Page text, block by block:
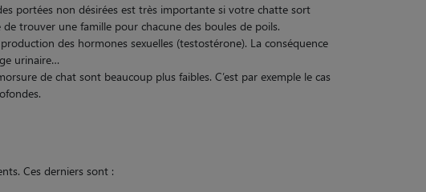
portées non désirées est très importante si votre chatte sort
trouver une famille pour chacune des boules de poils.
des hormones sexuelles (testostérone). La conséquence
urinaire…
de chat sont beaucoup plus faibles. C’est par exemple le cas
Ces derniers sont :